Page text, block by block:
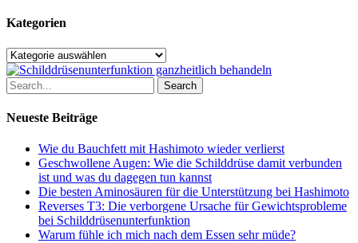
Kategorien
Kategorien
Search
Neueste Beiträge
Wie du Bauchfett mit Hashimoto wieder verlierst
Geschwollene Augen: Wie die Schilddrüse damit verbunden
ist und was du dagegen tun kannst
Die besten Aminosäuren für die Unterstützung bei Hashimoto
Reverses T3: Die verborgene Ursache für Gewichtsprobleme
bei Schilddrüsenunterfunktion
Warum fühle ich mich nach dem Essen sehr müde?